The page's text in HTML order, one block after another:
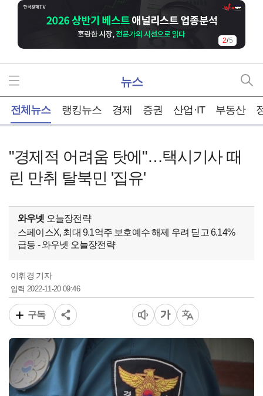
2/5
뉴스
전체뉴스 랭킹뉴스 경제 증권 산업·IT 부동산
"경제적 어려움 탓에"…택시기사 때
린 만취 탈북민 '집유'
와우넷 오늘장전략
스페이스X, 최대 9.1억주 보호예수 해제 우려 딛고 6.14%
급등 - 와우넷 오늘장전략
이휘경 기자
입력2022-11-20 09:46
구독